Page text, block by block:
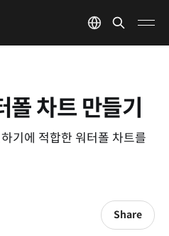
차트 만들기
기에 적합한 워터폴 차트를
Share